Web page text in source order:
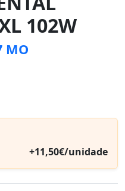
102W
MO
+11,50€/unidade